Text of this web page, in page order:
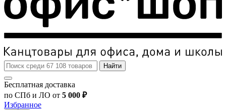
Найти
Бесплатная доставка
по СПб и ЛО от 5 000 ₽
Избранное